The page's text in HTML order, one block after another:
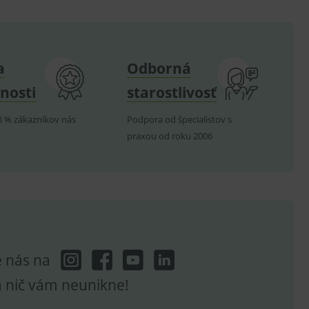
% zákazníkov nás
Odborná
starostlivosť
Podpora od špecialistov s
praxou od roku 2006
nás na
nič vám neunikne!
analytics.
zobrazení
analytics.
reklamy.
cookies a
předvoleb pro
webu používá